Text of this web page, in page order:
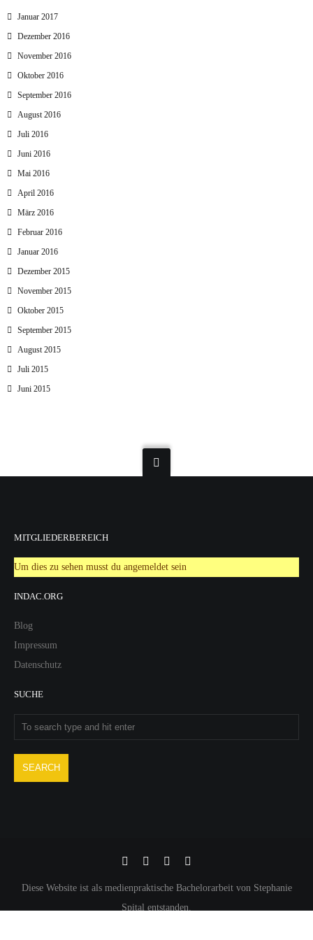
Januar 2017
Dezember 2016
November 2016
Oktober 2016
September 2016
August 2016
Juli 2016
Juni 2016
Mai 2016
April 2016
März 2016
Februar 2016
Januar 2016
Dezember 2015
November 2015
Oktober 2015
September 2015
August 2015
Juli 2015
Juni 2015
MITGLIEDERBEREICH
Um dies zu sehen musst du angemeldet sein
INDAC.ORG
Blog
Impressum
Datenschutz
SUCHE
Diese Website ist als medienpraktische Bachelorarbeit von Stephanie
Spital entstanden.